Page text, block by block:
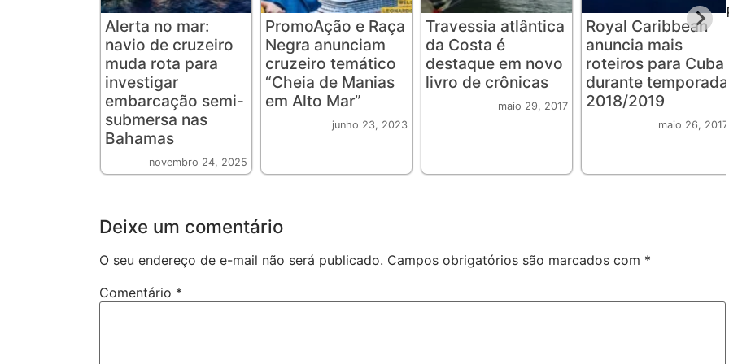
Alerta no mar:
navio de cruzeiro
muda rota para
investigar
embarcação semi-
submersa nas
Bahamas
novembro 24, 2025
PromoAção e Raça
Negra anunciam
cruzeiro temático
“Cheia de Manias
em Alto Mar”
junho 23, 2023
Travessia atlântica
da Costa é
destaque em novo
livro de crônicas
maio 29, 2017
Royal Caribbean
anuncia mais
roteiros para Cuba
durante temporada
2018/2019
maio 26, 2017
Deixe um comentário
O seu endereço de e-mail não será publicado. Campos obrigatórios são marcados com *
Comentário *